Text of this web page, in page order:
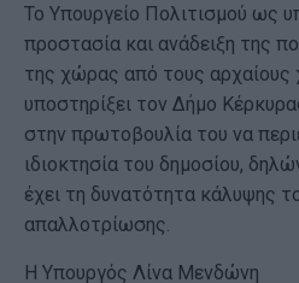
Το Υπουργείο Πολιτισμού ως
προστασία και ανάδειξη της
της χώρας από τους
υποστηρίξει τον Δήμο
στην πρωτοβουλία του να
ιδιοκτησία του δημοσίου,
έχει τη δυνατότητα κάλυψης
απαλλοτρίωσης.
Η Υπουργός Λίνα Μενδώνη